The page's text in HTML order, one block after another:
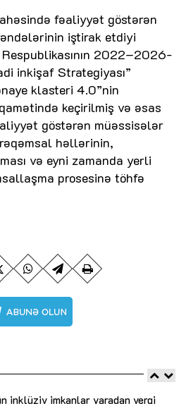
fəaliyyət göstərən
iştirak etdiyi
2022–2026-
inkişaf Strategiyası”
klasteri 4.0”nin
keçirilmiş və əsas
göstərən müəssisələr
həllərinin,
və eyni zamanda yerli
prosesinə töhfə
inklüziv imkanlar yaradan vergi